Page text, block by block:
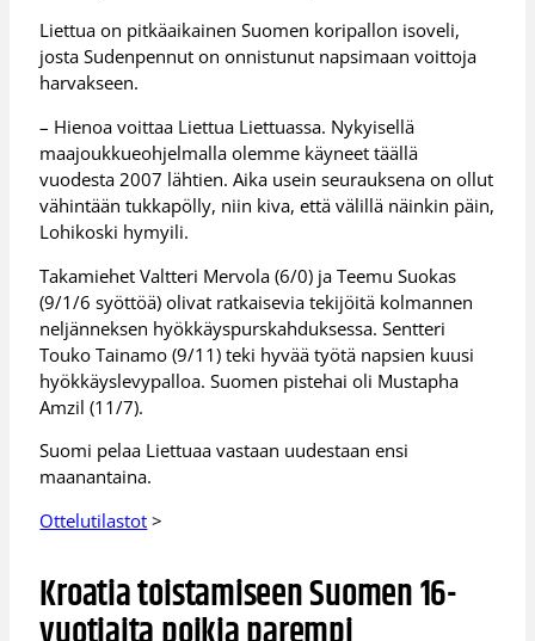
Liettua on pitkäaikainen Suomen koripallon isoveli,
josta Sudenpennut on onnistunut napsimaan voittoja
harvakseen.
– Hienoa voittaa Liettua Liettuassa. Nykyisellä
maajoukkueohjelmalla olemme käyneet täällä
vuodesta 2007 lähtien. Aika usein seurauksena on ollut
vähintään tukkapölly, niin kiva, että välillä näinkin päin,
Lohikoski hymyili.
Takamiehet Valtteri Mervola (6/0) ja Teemu Suokas
(9/1/6 syöttöä) olivat ratkaisevia tekijöitä kolmannen
neljänneksen hyökkäyspurskahduksessa. Sentteri
Touko Tainamo (9/11) teki hyvää työtä napsien kuusi
hyökkäyslevypalloa. Suomen pistehai oli Mustapha
Amzil (11/7).
Suomi pelaa Liettuaa vastaan uudestaan ensi
maanantaina.
Ottelutilastot >
Kroatia toistamiseen Suomen 16-